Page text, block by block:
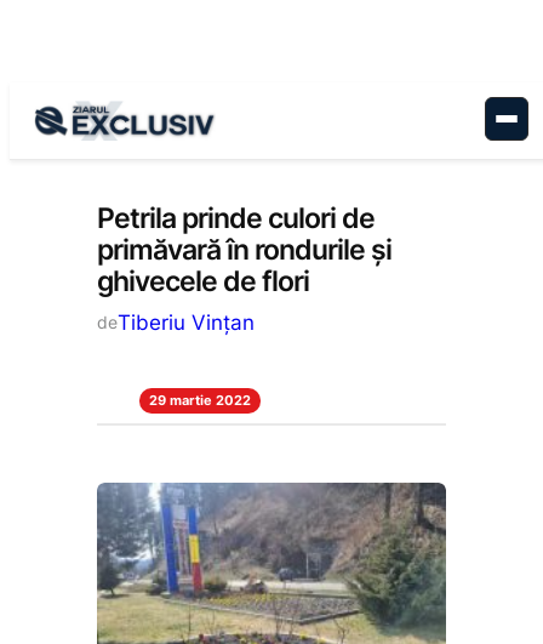
Administrație
Petrila prinde culori de
primăvară în rondurile și
ghivecele de flori
deTiberiu Vințan
29 martie 2022